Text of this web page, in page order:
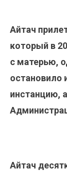
Айтач
который в
с матерью,
остановило
инстанцию,
Айтач